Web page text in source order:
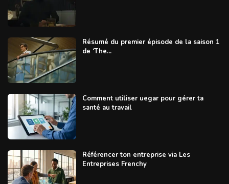
Résumé du premier épisode de la saison 1
de ‘The...
Comment utiliser uegar pour gérer ta
santé au travail
Référencer ton entreprise via Les
Entreprises Frenchy